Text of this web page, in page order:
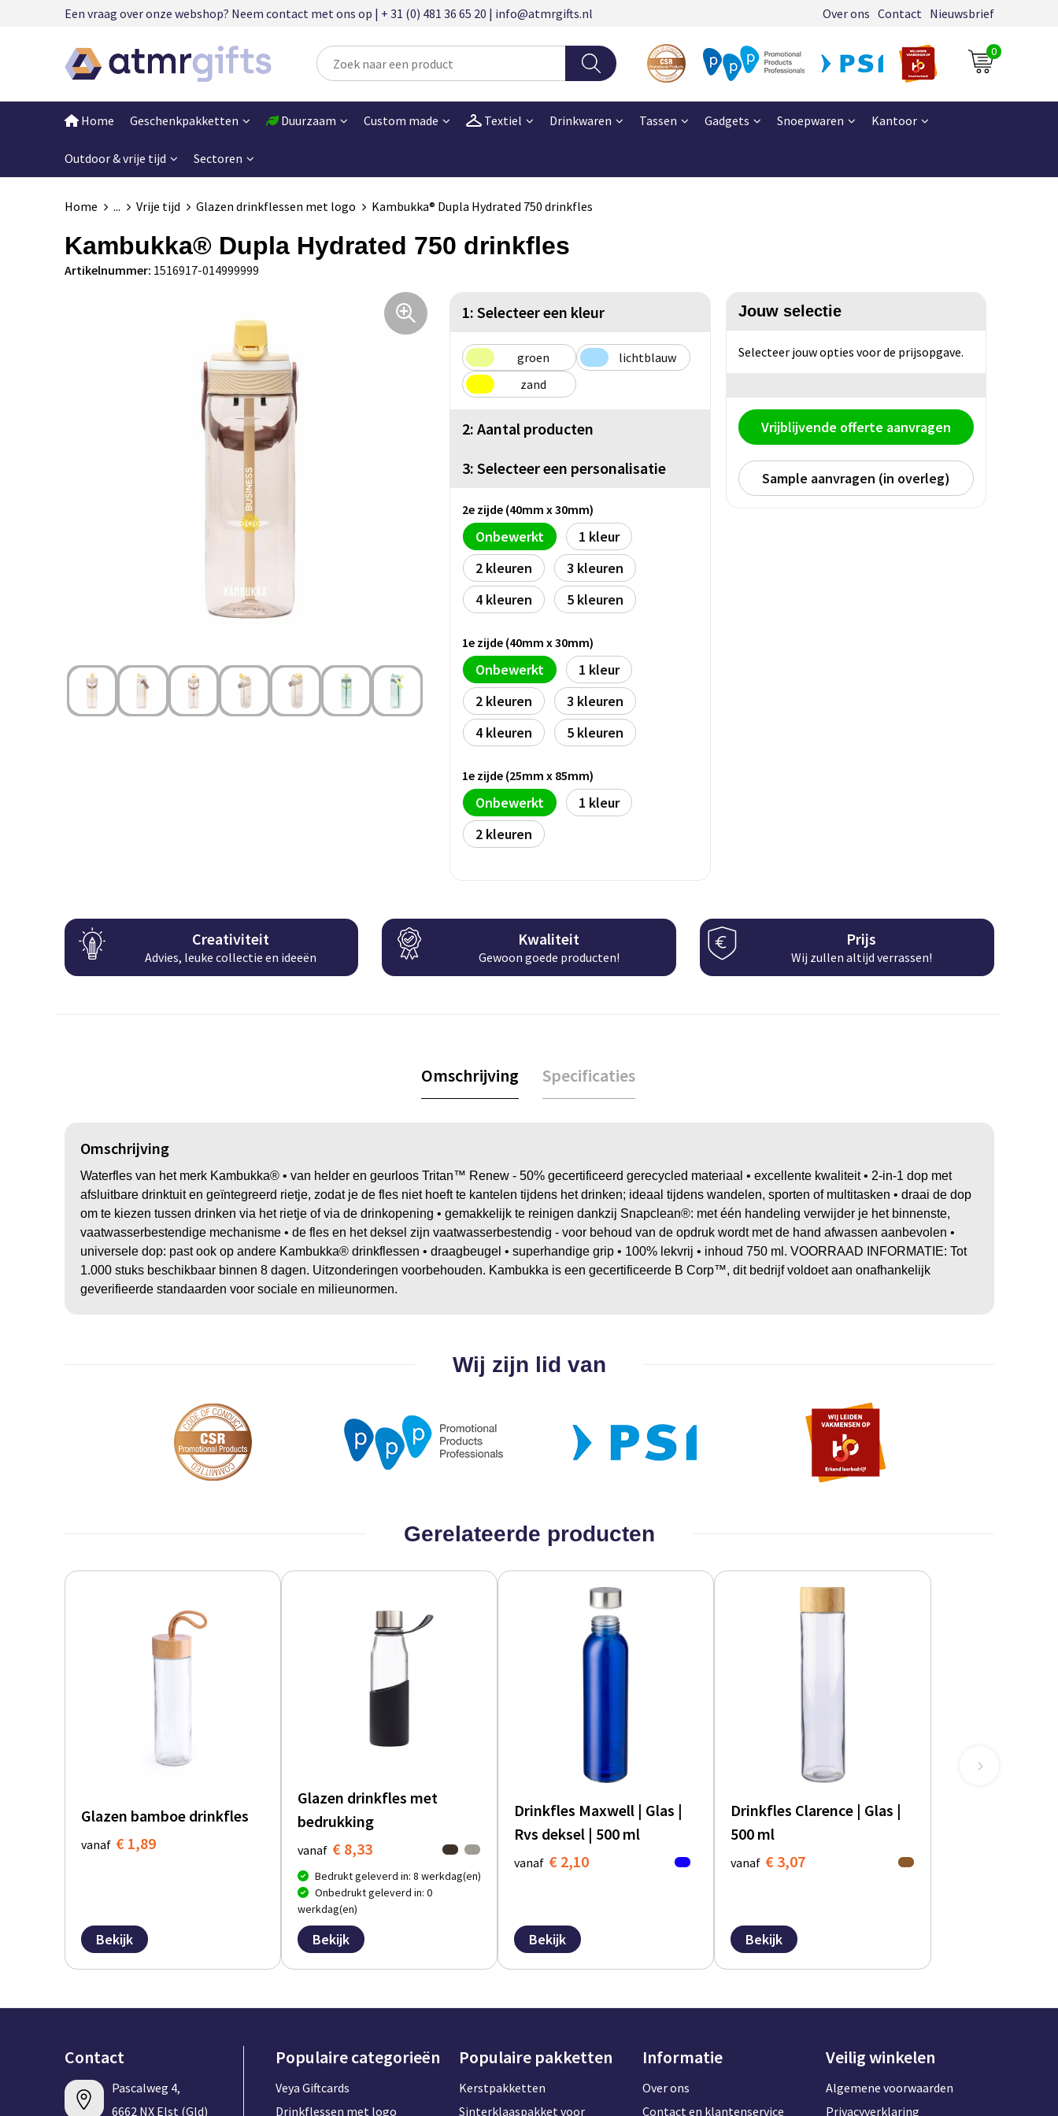
Een vraag over onze webshop? Neem contact met ons op | + 31 (0) 481 36 65 20 | info@atmrgifts.nl Over ons Contact Nieuwsbrief
0
Home Geschenkpakketten Duurzaam Custom made Textiel Drinkwaren Tassen Gadgets Snoepwaren Kantoor
Outdoor & vrije tijd Sectoren
Home ... Vrije tijd Glazen drinkflessen met logo Kambukka® Dupla Hydrated 750 drinkfles
Kambukka® Dupla Hydrated 750 drinkfles
Artikelnummer: 1516917-014999999
1: Selecteer een kleur
groen
lichtblauw
zand
2: Aantal producten
3: Selecteer een personalisatie
2e zijde (40mm x 30mm)
Onbewerkt
1
2
3
4
5
1e zijde (40mm x 30mm)
Onbewerkt
1
2
3
4
5
1e zijde (25mm x 85mm)
Onbewerkt
1
2
Jouw selectie
Selecteer jouw opties voor de prijsopgave.
Vrijblijvende offerte aanvragen
Sample aanvragen (in overleg)
Creativiteit
Advies, leuke collectie en ideeën
Kwaliteit
Gewoon goede producten!
Prijs
Wij zullen altijd verrassen!
Omschrijving Specificaties
Omschrijving
Waterfles van het merk Kambukka® • van helder en geurloos Tritan™ Renew - 50% gecertificeerd gerecycled materiaal • excellente kwaliteit • 2-in-1 dop met
afsluitbare drinktuit en geïntegreerd rietje, zodat je de fles niet hoeft te kantelen tijdens het drinken; ideaal tijdens wandelen, sporten of multitasken • draai de dop
om te kiezen tussen drinken via het rietje of via de drinkopening • gemakkelijk te reinigen dankzij Snapclean®: met één handeling verwijder je het binnenste,
vaatwasserbestendige mechanisme • de fles en het deksel zijn vaatwasserbestendig - voor behoud van de opdruk wordt met de hand afwassen aanbevolen •
universele dop: past ook op andere Kambukka® drinkflessen • draagbeugel • superhandige grip • 100% lekvrij • inhoud 750 ml. VOORRAAD INFORMATIE: Tot
1.000 stuks beschikbaar binnen 8 dagen. Uitzonderingen voorbehouden. Kambukka is een gecertificeerde B Corp™, dit bedrijf voldoet aan onafhankelijk
geverifieerde standaarden voor sociale en milieunormen.
Wij zijn lid van
Gerelateerde producten
Glazen bamboe drinkfles
vanaf € 1,89
Bekijk
Glazen drinkfles met
bedrukking
vanaf € 8,33
Bedrukt geleverd in: 8 werkdag(en)
Onbedrukt geleverd in: 0
werkdag(en)
Bekijk
Drinkfles Maxwell | Glas |
Rvs deksel | 500 ml
vanaf € 2,10
Bekijk
Drinkfles Clarence | Glas |
500 ml
vanaf € 3,07
Bekijk
Contact
Pascalweg 4,
6662 NX Elst (Gld)
Populaire categorieën
Veya Giftcards
Drinkflessen met logo
Populaire pakketten
Kerstpakketten
Sinterklaaspakket voor
Informatie
Over ons
Contact en klantenservice
Veilig winkelen
Algemene voorwaarden
Privacyverklaring